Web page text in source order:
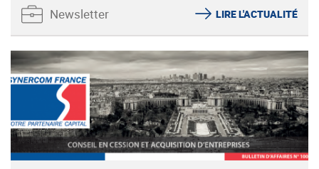
Newsletter LIRE L'ACTUALITÉ